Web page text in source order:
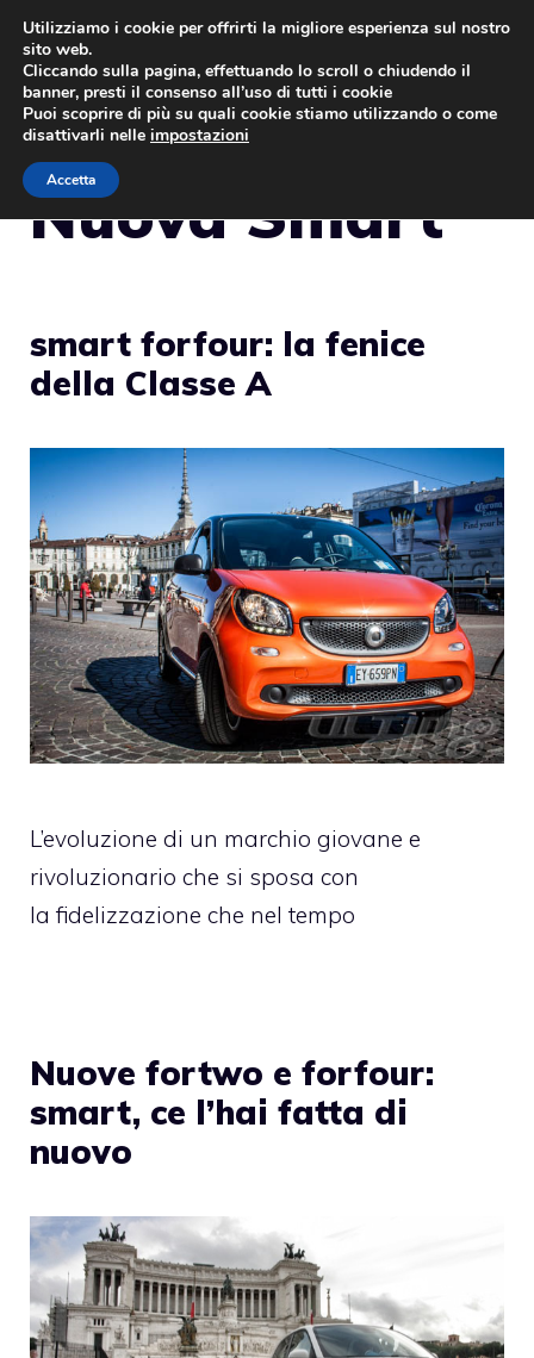
Vai
contenuto
Nuova Smart
smart forfour: la fenice
della Classe A
L’evoluzione di un marchio giovane e
rivoluzionario che si sposa con
la fidelizzazione che nel tempo
Nuove fortwo e forfour:
smart, ce l’hai fatta di
nuovo
Utilizziamo i cookie per offrirti la migliore esperienza sul nostro
sito web.
Cliccando sulla pagina, effettuando lo scroll o chiudendo il
banner, presti il consenso all’uso di tutti i cookie
Puoi scoprire di più su quali cookie stiamo utilizzando o come
disattivarli nelle impostazioni
Accetta